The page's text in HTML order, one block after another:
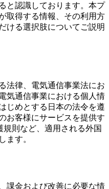
と認識しております。本プ
取得する情報、その利用方
ける選択肢についてご説明
法律、電気通信事業法にお
気通信事業における個人情
じめとする日本の法令を遵
お客様にサービスを提供す
則など、適用される外国
ます。
課金および改善に必要な情